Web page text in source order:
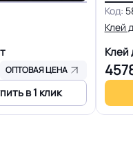
ОПТОВАЯ ЦЕНА
в 1 клик
Код:
Клей
Клей